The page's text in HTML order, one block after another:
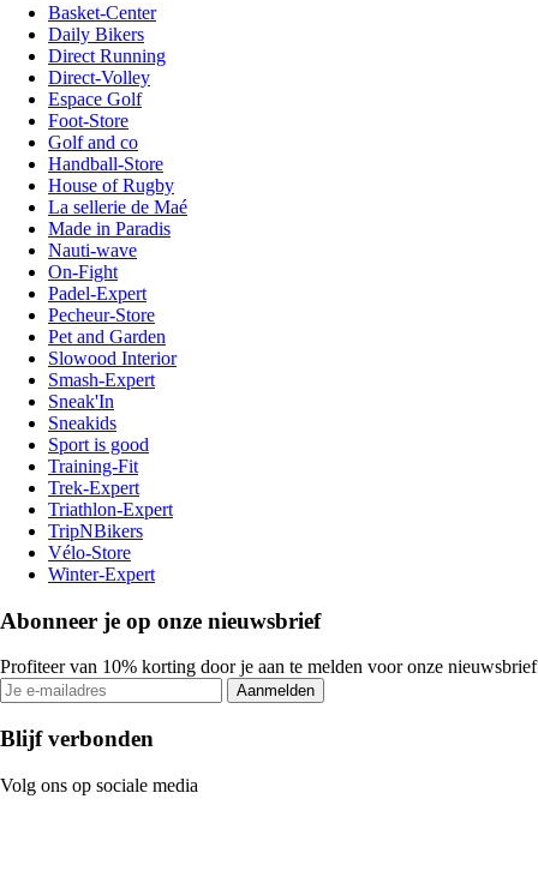
Basket-Center
Daily Bikers
Direct Running
Direct-Volley
Espace Golf
Foot-Store
Golf and co
Handball-Store
House of Rugby
La sellerie de Maé
Made in Paradis
Nauti-wave
On-Fight
Padel-Expert
Pecheur-Store
Pet and Garden
Slowood Interior
Smash-Expert
Sneak'In
Sneakids
Sport is good
Training-Fit
Trek-Expert
Triathlon-Expert
TripNBikers
Vélo-Store
Winter-Expert
Abonneer je op onze nieuwsbrief
Profiteer van 10% korting door je aan te melden voor onze nieuwsbrief
Aanmelden
Blijf verbonden
Volg ons op sociale media